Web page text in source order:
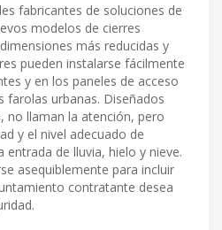
fabricantes de soluciones de
modelos de cierres
más reducidas y
pueden instalarse fácilmente
y en los paneles de acceso
farolas urbanas. Diseñados
no llaman la atención, pero
y el nivel adecuado de
entrada de lluvia, hielo y nieve.
asequiblemente para incluir
contratante desea